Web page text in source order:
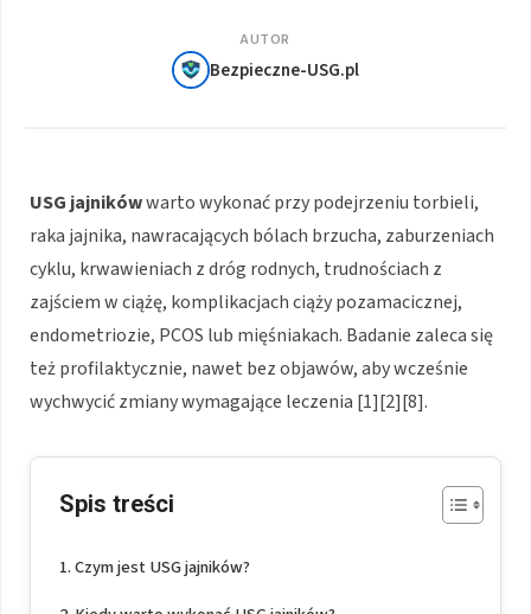
AUTOR
Bezpieczne-USG.pl
USG jajnikówwarto wykonać przy podejrzeniu torbieli,
raka jajnika, nawracających bólach brzucha, zaburzeniach
cyklu, krwawieniach z dróg rodnych, trudnościach z
zajściem w ciążę, komplikacjach ciąży pozamacicznej,
endometriozie, PCOS lub mięśniakach. Badanie zaleca się
też profilaktycznie, nawet bez objawów, aby wcześnie
wychwycić zmiany wymagające leczenia [1][2][8].
Spis treści
Czym jest USG jajników?